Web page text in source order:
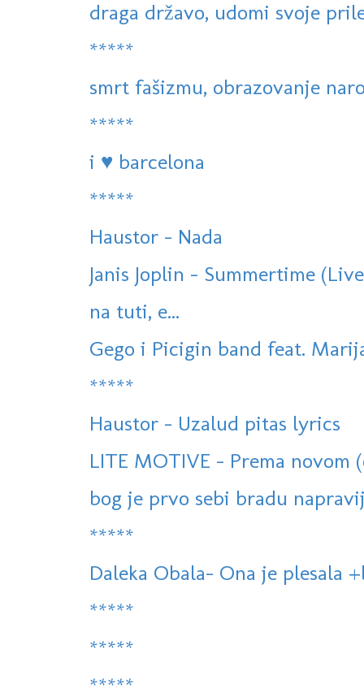
draga državo, udomi svoje
*****
smrt fašizmu, obrazovanje
*****
i ♥ barcelona
*****
Haustor - Nada
Janis Joplin - Summertime
na tuti, e...
Gego i Picigin band feat.
*****
Haustor - Uzalud pitas lyrics
LITE MOTIVE - Prema novom
bog je prvo sebi bradu
*****
Daleka Obala- Ona je plesala
*****
*****